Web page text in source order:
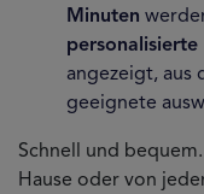
Minuten
angezeigt, aus
geeignete
Schnell und
Hause oder von